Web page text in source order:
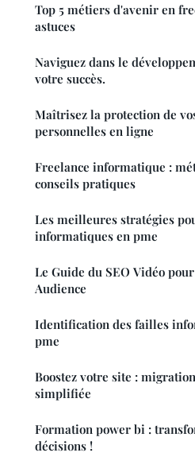
Top 5 métiers d'avenir en
astuces
Naviguez dans le
votre succès.
Maîtrisez la protection de
personnelles en ligne
Freelance informatique :
conseils pratiques
Les meilleures stratégies
informatiques en pme
Le Guide du SEO Vidéo
Audience
Identification des failles
pme
Boostez votre site :
simplifiée
Formation power bi :
décisions !